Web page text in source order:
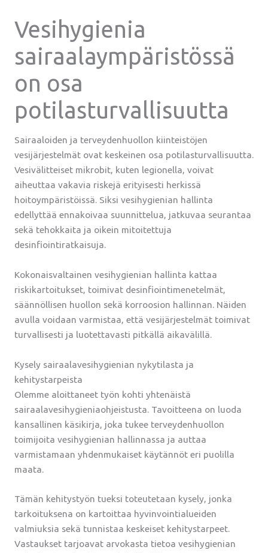
Vesihygienia
sairaalaympäristössä
on osa
potilasturvallisuutta
Sairaaloiden ja terveydenhuollon kiinteistöjen
vesijärjestelmät ovat keskeinen osa potilasturvallisuutta.
Vesivälitteiset mikrobit, kuten legionella, voivat
aiheuttaa vakavia riskejä erityisesti herkissä
hoitoympäristöissä. Siksi vesihygienian hallinta
edellyttää ennakoivaa suunnittelua, jatkuvaa seurantaa
sekä tehokkaita ja oikein mitoitettuja
desinfiointiratkaisuja.
Kokonaisvaltainen vesihygienian hallinta kattaa
riskikartoitukset, toimivat desinfiointimenetelmät,
säännöllisen huollon sekä korroosion hallinnan. Näiden
avulla voidaan varmistaa, että vesijärjestelmät toimivat
turvallisesti ja luotettavasti pitkällä aikavälillä.
Kysely sairaalavesihygienian nykytilasta ja
kehitystarpeista
Olemme aloittaneet työn kohti yhtenäistä
sairaalavesihygieniaohjeistusta. Tavoitteena on luoda
kansallinen käsikirja, joka tukee terveydenhuollon
toimijoita vesihygienian hallinnassa ja auttaa
varmistamaan yhdenmukaiset käytännöt eri puolilla
maata.
Tämän kehitystyön tueksi toteutetaan kysely, jonka
tarkoituksena on kartoittaa hyvinvointialueiden
valmiuksia sekä tunnistaa keskeiset kehitystarpeet.
Vastaukset tarjoavat arvokasta tietoa vesihygienian